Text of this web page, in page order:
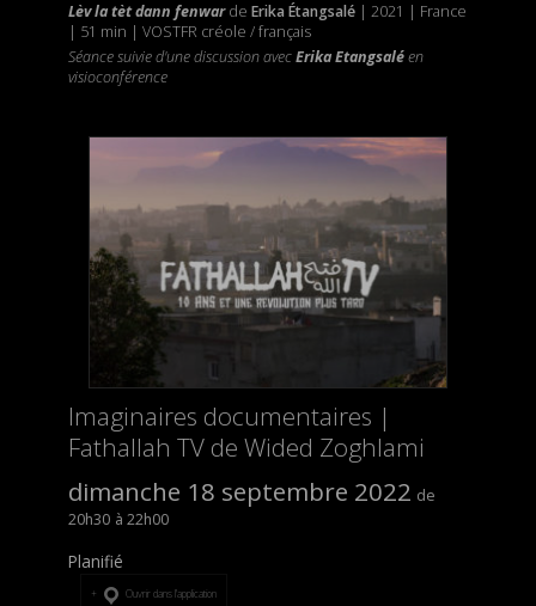
Lèv la tèt dann fenwarde Erika Étangsalé| 2021 | France
| 51 min | VOSTFR créole / français
Séance suivie d'une discussion avecErika Etangsaléen
visioconférence
Imaginaires documentaires |
Fathallah TV de Wided Zoghlami
dimanche 18 septembre 2022
20h30 22h00
Planifié
Ouvrir dans l’application